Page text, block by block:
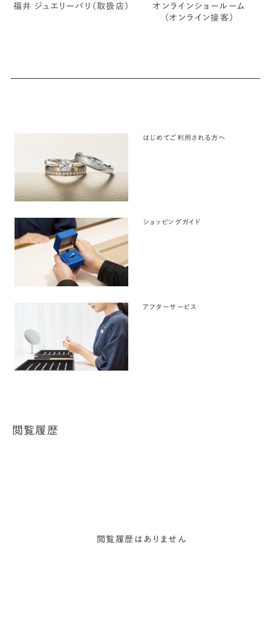
福井 ジュエリーパリ（取扱店）
オンラインショールーム
（オンライン接客）
はじめてご利用される方へ
ショッピングガイド
アフターサービス
閲覧履歴
閲覧履歴はありません